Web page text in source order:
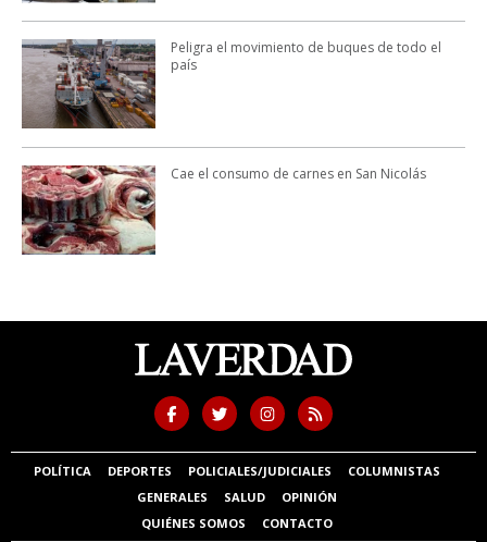
Peligra el movimiento de buques de todo el
país
Cae el consumo de carnes en San Nicolás
POLÍTICA DEPORTES POLICIALES/JUDICIALES
COLUMNISTAS
GENERALES
SALUD
OPINIÓN
QUIÉNES SOMOS
CONTACTO